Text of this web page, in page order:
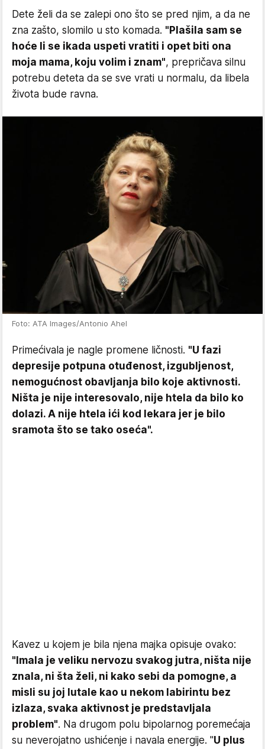
Dete želi da se zalepi ono što se pred njim, a da ne
zna zašto, slomilo u sto komada. "Plašila sam se
hoće li se ikada uspeti vratiti i opet biti ona
moja mama, koju volim i znam", prepričava silnu
potrebu deteta da se sve vrati u normalu, da libela
života bude ravna.
Foto: ATA Images/Antonio Ahel
Primećivala je nagle promene ličnosti. "U fazi
depresije potpuna otuđenost, izgubljenost,
nemogućnost obavljanja bilo koje aktivnosti.
Ništa je nije interesovalo, nije htela da bilo ko
dolazi. A nije htela ići kod lekara jer je bilo
sramota što se tako oseća".
Kavez u kojem je bila njena majka opisuje ovako:
"Imala je veliku nervozu svakog jutra, ništa nije
znala, ni šta želi, ni kako sebi da pomogne, a
misli su joj lutale kao u nekom labirintu bez
izlaza, svaka aktivnost je predstavljala
problem". Na drugom polu bipolarnog poremećaja
su neverojatno ushićenje i navala energije. "U plus